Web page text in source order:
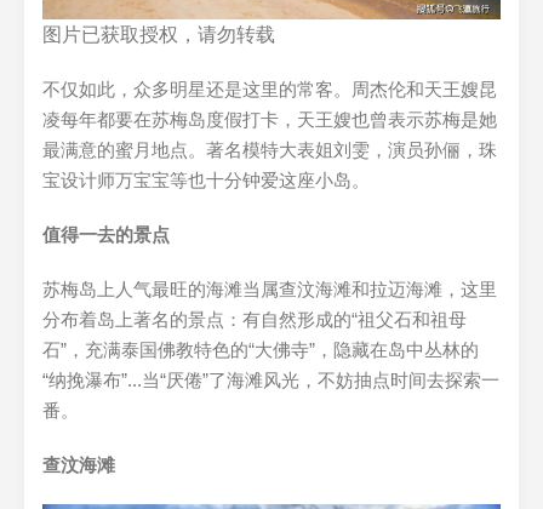
图片已获取授权，请勿转载
不仅如此，众多明星还是这里的常客。周杰伦和天王嫂昆
凌每年都要在苏梅岛度假打卡，天王嫂也曾表示苏梅是她
最满意的蜜月地点。著名模特大表姐刘雯，演员孙俪，珠
宝设计师万宝宝等也十分钟爱这座小岛。
值得一去的景点
苏梅岛上人气最旺的海滩当属查汶海滩和拉迈海滩，这里
分布着岛上著名的景点：有自然形成的“祖父石和祖母
石”，充满泰国佛教特色的“大佛寺”，隐藏在岛中丛林的
“纳挽瀑布”...当“厌倦”了海滩风光，不妨抽点时间去探索一
番。
查汶海滩